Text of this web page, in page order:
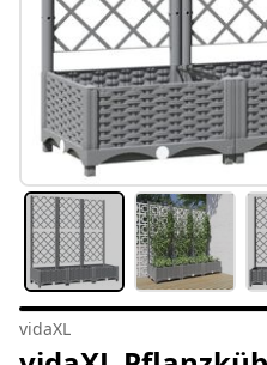
vidaXL